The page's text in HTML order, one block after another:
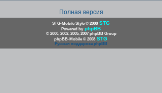
Полная версия
STG-Mobile Style © 2008 STG
Powered by phpBB
© 2000, 2002, 2005, 2007 phpBB Group
phpBB-Mobile © 2008 STG
Русская поддержка phpBB